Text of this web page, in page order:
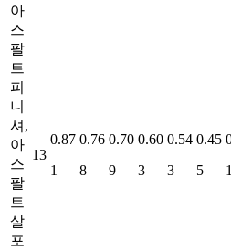
아
스
팔
트
피
니
셔,
아
스
팔
트
살
포
13
0.87
1
0.76
8
0.70
9
0.60
3
0.54
3
0.45
5
1